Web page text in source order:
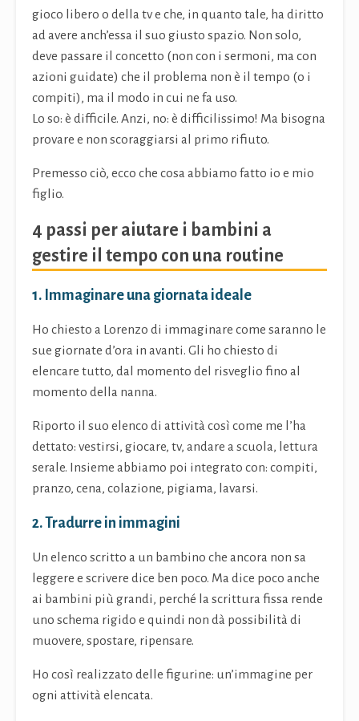
gioco libero o della tv e che, in quanto tale, ha diritto
ad avere anch’essa il suo giusto spazio. Non solo,
deve passare il concetto (non con i sermoni, ma con
azioni guidate) che il problema non è il tempo (o i
compiti), ma il modo in cui ne fa uso.
Lo so: è difficile. Anzi, no: è difficilissimo! Ma bisogna
provare e non scoraggiarsi al primo rifiuto.
Premesso ciò, ecco che cosa abbiamo fatto io e mio
figlio.
4 passi per aiutare i bambini a
gestire il tempo con una routine
1. Immaginare una giornata ideale
Ho chiesto a Lorenzo di immaginare come saranno le
sue giornate d’ora in avanti. Gli ho chiesto di
elencare tutto, dal momento del risveglio fino al
momento della nanna.
Riporto il suo elenco di attività così come me l’ha
dettato: vestirsi, giocare, tv, andare a scuola, lettura
serale. Insieme abbiamo poi integrato con: compiti,
pranzo, cena, colazione, pigiama, lavarsi.
2. Tradurre in immagini
Un elenco scritto a un bambino che ancora non sa
leggere e scrivere dice ben poco. Ma dice poco anche
ai bambini più grandi, perché la scrittura fissa rende
uno schema rigido e quindi non dà possibilità di
muovere, spostare, ripensare.
Ho così realizzato delle figurine: un’immagine per
ogni attività elencata.